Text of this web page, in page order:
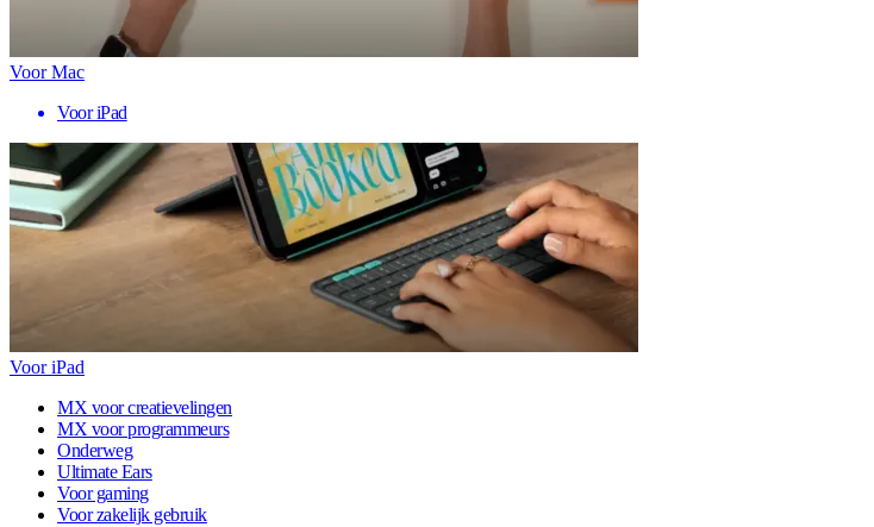
Voor Mac
Voor iPad
Voor iPad
MX voor creatievelingen
MX voor programmeurs
Onderweg
Ultimate Ears
Voor gaming
Voor zakelijk gebruik